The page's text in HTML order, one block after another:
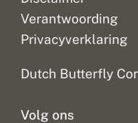
Verantwoording
Privacyverklaring
Dutch Butterfly
Volg ons